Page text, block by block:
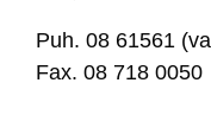
Puh. 08 61561
Fax. 08 718 0050